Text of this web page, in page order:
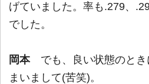
げていました。率も.279、
でした。
岡本でも、良い状態のとき
まいまして(苦笑)。